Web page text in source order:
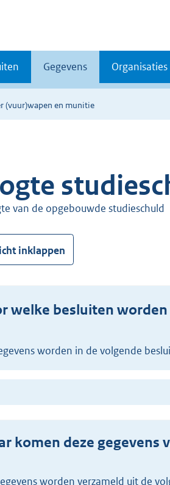
Gegevens Organisaties
(vuur)wapen en munitie
van de opgebouwde studieschuld
inklappen
welke besluiten
worden in de volgende
komen deze gegevens
worden verzameld uit de